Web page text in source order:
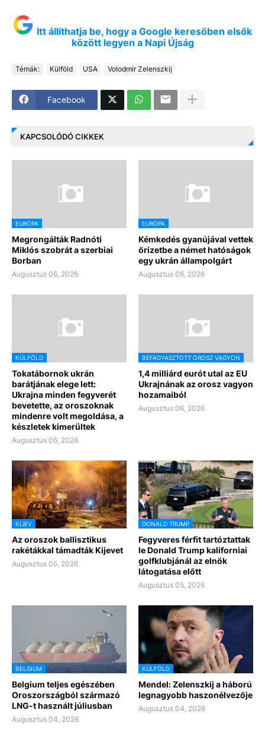
Itt állíthatja be, hogy a Google keresőben elsők
között legyen a Napi Újság
Témák: Külföld USA Volodmir Zelenszkij
Facebook
KAPCSOLÓDÓ CIKKEK
EURÓPA
Megrongálták Radnóti
Miklós szobrát a szerbiai
Borban
Augusztus 06, 2026
EURÓPA
Kémkedés gyanújával vettek
őrizetbe a német hatóságok
egy ukrán állampolgárt
Augusztus 06, 2026
KÜLFÖLD
Tokatábornok ukrán
barátjának elege lett:
Ukrajna minden fegyverét
bevetette, az oroszoknak
mindenre volt megoldása, a
készletek kimerültek
Augusztus 06, 2026
BEFAGYASZTOTT OROSZ VAGYON
1,4 milliárd eurót utal az EU
Ukrajnának az orosz vagyon
hozamaiból
Augusztus 06, 2026
KIJEV
Az oroszok ballisztikus
rakétákkal támadták Kijevet
Augusztus 05, 2026
DONALD TRUMP
Fegyveres férfit tartóztattak
le Donald Trump kaliforniai
golfklubjánál az elnök
látogatása előtt
Augusztus 05, 2026
BELGIUM
Belgium teljes egészében
Oroszországból származó
LNG-t használt júliusban
Augusztus 04, 2026
KÜLFÖLD
Mendel: Zelenszkij a háború
legnagyobb haszonélvezője
Augusztus 04, 2026